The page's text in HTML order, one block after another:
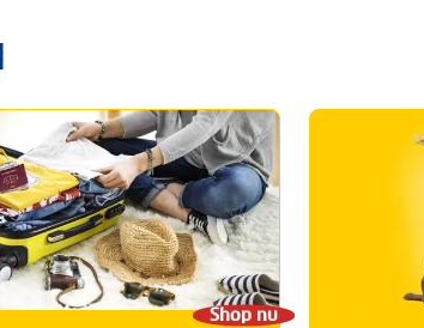
Shop nu